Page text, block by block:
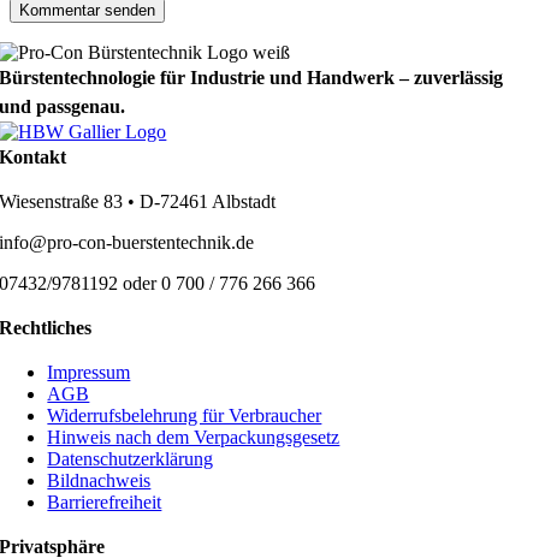
Bürstentechnologie für Industrie und Handwerk – zuverlässig
und passgenau.
Kontakt
Wiesenstraße 83 • D-72461 Albstadt
info@pro-con-buerstentechnik.de
07432/9781192 oder 0 700 / 776 266 366
Rechtliches
Impressum
AGB
Widerrufsbelehrung für Verbraucher
Hinweis nach dem Verpackungsgesetz
Datenschutzerklärung
Bildnachweis
Barrierefreiheit
Privatsphäre